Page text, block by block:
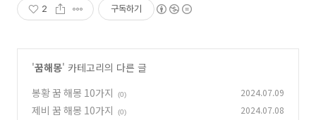
2 구독하기
'꿈해몽' 카테고리의 다른 글
봉황 꿈 해몽 10가지
(0) 2024.07.09
제비 꿈 해몽 10가지 (0) 2024.07.08